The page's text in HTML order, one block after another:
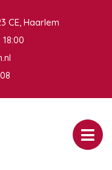
CE, Haarlem